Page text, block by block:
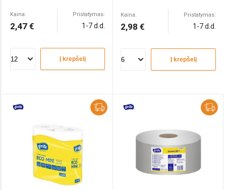
Kaina:
2,47 €
Pristatymas:
1-7 d.d.
Į krepšelį
Kaina:
2,98 €
Pristatymas:
1-7 d.d.
Į krepšelį